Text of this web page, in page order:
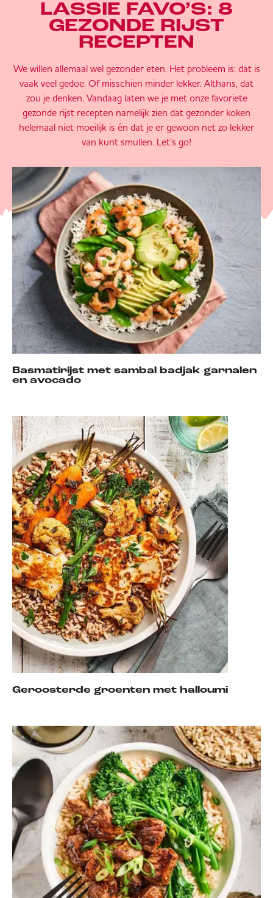
LASSIE FAVO’S: 8
GEZONDE RIJST
RECEPTEN
We willen allemaal wel gezonder eten. Het probleem is: dat is
vaak veel gedoe. Of misschien minder lekker. Althans, dat
zou je denken. Vandaag laten we je met onze favoriete
gezonde rijst recepten namelijk zien dat gezonder koken
helemaal niet moeilijk is én dat je er gewoon net zo lekker
van kunt smullen. Let’s go!
Basmatirijst met sambal badjak garnalen
en avocado
Geroosterde groenten met halloumi